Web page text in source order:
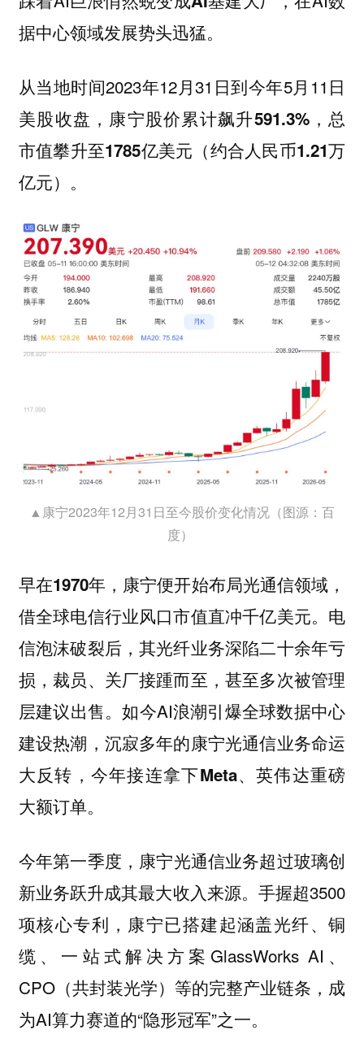
据中心领域发展势头迅猛。
从当地时间2023年12月31日到今年5月11日
美股收盘，康宁股价累计飙升591.3%，总
市值攀升至1785亿美元（约合人民币1.21万
亿元） 。
▲康宁2023年12月31日至今股价变化情况（图源：百
度）
早在1970年 ，康宁便开始布局光通信领域，
借全球电信行业风口市值直冲千亿美元。电
信泡沫破裂后，其光纤业务深陷二十余年亏
损，裁员、关厂接踵而至，甚至多次被管理
层建议出售。如今AI浪潮引爆全球数据中心
建设热潮，沉寂多年的康宁光通信业务命运
大反转，今年接连拿下Meta、英伟达重磅
大额订单。
今年第一季度，康宁光通信业务超过玻璃创
新业务跃升成其最大收入来源。手握超3500
项核心专利，康宁已搭建起涵盖光纤、铜
缆、一站式解决方案GlassWorks AI、
CPO（共封装光学）等的完整产业链条，成
为AI算力赛道的“隐形冠军”之一。